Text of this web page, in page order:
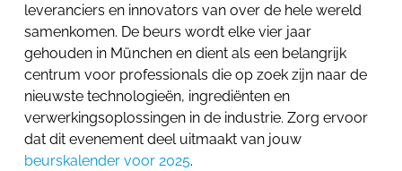
leveranciers en innovators van over de hele wereld
samenkomen. De beurs wordt elke vier jaar
gehouden in München en dient als een belangrijk
centrum voor professionals die op zoek zijn naar de
nieuwste technologieën, ingrediënten en
verwerkingsoplossingen in de industrie. Zorg ervoor
dat dit evenement deel uitmaakt van jouw
beurskalender voor 2025.